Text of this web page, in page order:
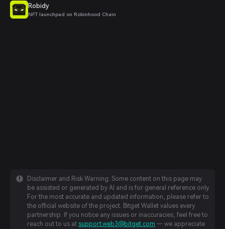
Robidy
NFT launchpad on Robinhood Chain
Disclaimer and Risk Warning: Some content on this page may
be assisted or generated by AI and is for general reference only.
For the most accurate and updated information, please refer to
the official website of the project. Bitget Wallet values every
partnership. If you notice any issues or inaccuracies, feel free to
reach out to us at support.web3@bitget.com — we appreciate